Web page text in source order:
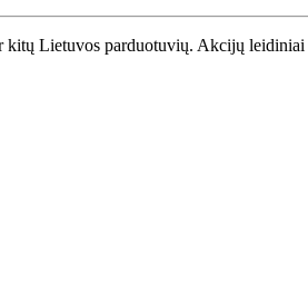
Lietuvos parduotuvių. Akcijų leidiniai